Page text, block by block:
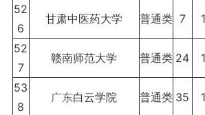
52
6
甘肃中医药大学 普通类 7
52
7
赣南师范大学 普通类 24
53
8
广东白云学院 普通类 35